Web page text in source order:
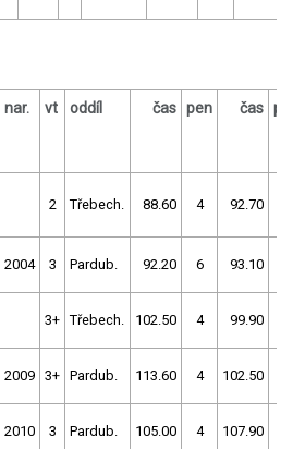
nar. vt oddíl čas pen čas
2 Třebech. 88.60 4 92.70
2004 3 Pardub. 92.20 6 93.10
3+ Třebech. 102.50 4 99.90
2009 3+ Pardub. 113.60 4 102.50
2010 3 Pardub. 105.00 4 107.90